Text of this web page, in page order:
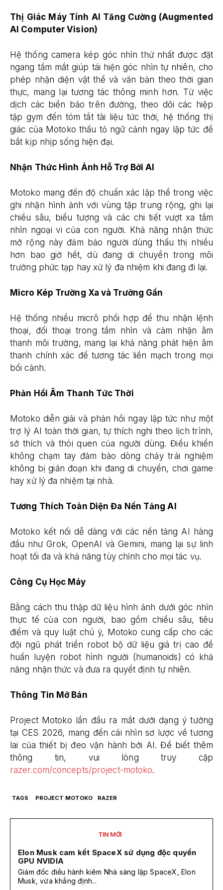
Thị Giác Máy Tính AI Tăng Cường (Augmented
AI Computer Vision)
Hệ thống camera kép góc nhìn thứ nhất được đặt
ngang tầm mắt giúp tái hiện góc nhìn tự nhiên, cho
phép nhận diện vật thể và văn bản theo thời gian
thực, mang lại tương tác thông minh hơn. Từ việc
dịch các biển báo trên đường, theo dõi các hiệp
tập gym đến tóm tắt tài liệu tức thời, hệ thống thị
giác của Motoko thấu tỏ ngữ cảnh ngay lập tức để
bắt kịp nhịp sống hiện đại.
Nhận Thức Hình Ảnh Hỗ Trợ Bởi AI
Motoko mang đến độ chuẩn xác lập thể trong việc
ghi nhận hình ảnh với vùng tập trung rộng, ghi lại
chiều sâu, biểu tượng và các chi tiết vượt xa tầm
nhìn ngoại vi của con người. Khả năng nhận thức
mở rộng này đảm bảo người dùng thấu thị nhiều
hơn bao giờ hết, dù đang di chuyển trong môi
trường phức tạp hay xử lý đa nhiệm khi đang đi lại.
Micro Kép Trường Xa và Trường Gần
Hệ thống nhiều micrô phối hợp để thu nhận lệnh
thoại, đối thoại trong tầm nhìn và cảm nhận âm
thanh môi trường, mang lại khả năng phát hiện âm
thanh chính xác để tương tác liền mạch trong mọi
bối cảnh.
Phản Hồi Âm Thanh Tức Thời
Motoko diễn giải và phản hồi ngay lập tức như một
trợ lý AI toàn thời gian, tự thích nghi theo lịch trình,
sở thích và thói quen của người dùng. Điều khiển
không chạm tay đảm bảo dòng chảy trải nghiệm
không bị gián đoạn khi đang di chuyển, chơi game
hay xử lý đa nhiệm tại nhà.
Tương Thích Toàn Diện Đa Nền Tảng AI
Motoko kết nối dễ dàng với các nền tảng AI hàng
đầu như Grok, OpenAI và Gemini, mang lại sự linh
hoạt tối đa và khả năng tùy chỉnh cho mọi tác vụ.
Công Cụ Học Máy
Bằng cách thu thập dữ liệu hình ảnh dưới góc nhìn
thực tế của con người, bao gồm chiều sâu, tiêu
điểm và quy luật chú ý, Motoko cung cấp cho các
đội ngũ phát triển robot bộ dữ liệu giá trị cao để
huấn luyện robot hình người (humanoids) có khả
năng nhận thức và đưa ra quyết định tự nhiên.
Thông Tin Mở Bán
Project Motoko lần đầu ra mắt dưới dạng ý tưởng
tại CES 2026, mang đến cái nhìn sơ lược về tương
lai của thiết bị đeo vận hành bởi AI. Để biết thêm
thông tin, vui lòng truy cập
razer.com/concepts/project-motoko.
TAGS PROJECT MOTOKO RAZER
TIN MỚI
Elon Musk cam kết SpaceX sử dụng độc quyền
GPU NVIDIA
Giám đốc điều hành kiêm Nhà sáng lập SpaceX, Elon
Musk, vừa khẳng định...